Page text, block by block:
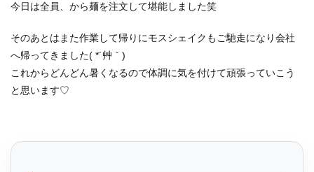
今日は全員、から麺を注文して堪能しました笑
そのあとはまた作業して帰りにモスシェイクもご馳走になり会社
へ帰ってきました( *´艸｀)
これからどんどん暑くなるので体調に気を付けて頑張っていこう
と思います♡